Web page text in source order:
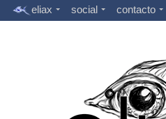
eliax social contacto